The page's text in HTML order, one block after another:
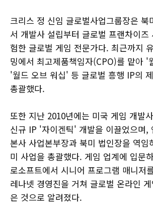
크리스 정 신임 글로벌사업그룹장은 북
서 개발사 설립부터 글로벌 프랜차이즈
험한 글로벌 게임 전문가다. 최근까지
밍에서 최고제품책임자(CPO)를 맡아 '
'월드 오브 워십' 등 글로벌 흥행 IP의
총괄했다.
또한 지난 2010년에는 미국 게임 개발
신규 IP '자이겐틱' 개발을 이끌었으며,
본사 사업본부장과 북미 법인장을 역임
미 사업을 총괄했다. 게임 업계에 입문
로소프트에서 시니어 프로그램 매니저
레나넷 경영진을 거쳐 글로벌 온라인
은 것으로 알려졌다.